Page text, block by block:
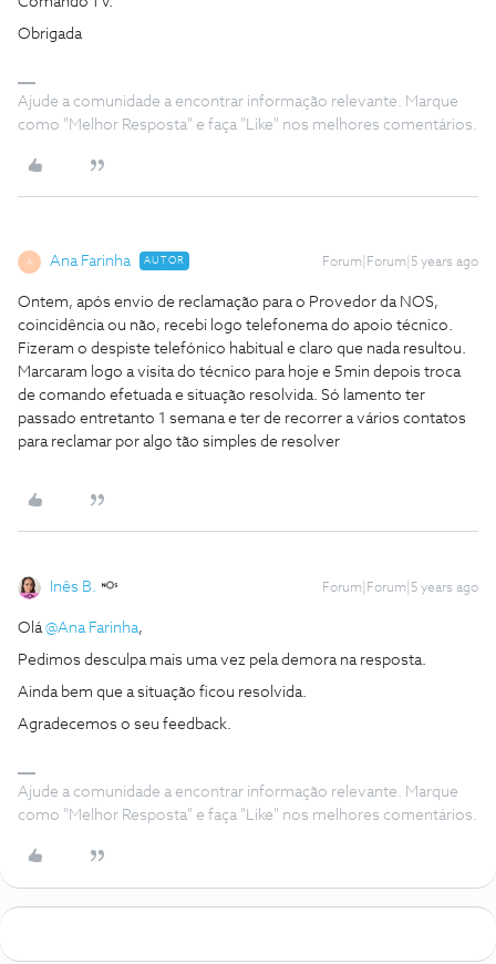
Obrigada
Ajude a comunidade a encontrar informação relevante. Marque
como "Melhor Resposta" e faça "Like" nos melhores comentários.
A Ana Farinha AUTOR Forum|Forum|5 years ago
Ontem, após envio de reclamação para o Provedor da NOS,
coincidência ou não, recebi logo telefonema do apoio técnico.
Fizeram o despiste telefónico habitual e claro que nada resultou.
Marcaram logo a visita do técnico para hoje e 5min depois troca
de comando efetuada e situação resolvida. Só lamento ter
passado entretanto 1 semana e ter de recorrer a vários contatos
para reclamar por algo tão simples de resolver
Inês B. Forum|Forum|5 years ago
Olá@Ana Farinha,
Pedimos desculpa mais uma vez pela demora na resposta.
Ainda bem que a situação ficou resolvida.
Agradecemos o seu feedback.
Ajude a comunidade a encontrar informação relevante. Marque
como "Melhor Resposta" e faça "Like" nos melhores comentários.